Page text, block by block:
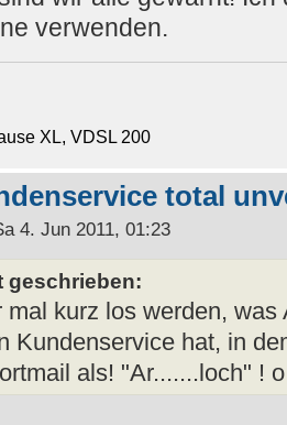
verwenden.
XL, VDSL 200
total
4. Jun 2011, 01:23
geschrieben:
mal kurz los werden, was
Kundenservice hat, in
als! "Ar.......loch" !